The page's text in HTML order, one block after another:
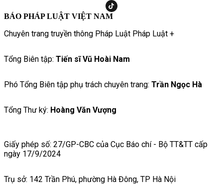
BÁO PHÁP LUẬT VIỆT NAM
Chuyên trang truyền thông Pháp Luật Pháp Luật +
Tổng Biên tập: Tiến sĩ Vũ Hoài Nam
Phó Tổng Biên tập phụ trách chuyên trang: Trần Ngọc Hà
Tổng Thư ký: Hoàng Văn Vượng
Giấy phép số: 27/GP-CBC của Cục Báo chí - Bộ TT&TT cấp
ngày 17/9/2024
Trụ sở: 142 Trần Phú, phường Hà Đông, TP Hà Nội